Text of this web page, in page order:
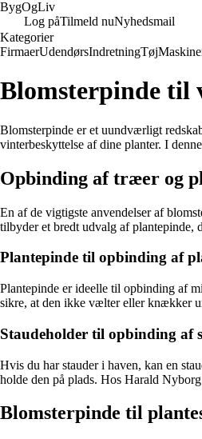
BygOgLiv
Log påTilmeld nuNyhedsmail
Kategorier
FirmaerUdendørsIndretningTøj
Blomsterpinde til
Blomsterpinde er et uundværligt
vinterbeskyttelse af dine planter. I
Opbinding af træer og
En af de vigtigste anvendelser af
tilbyder et bredt udvalg af plantepinde,
Plantepinde til opbinding af
Plantepinde er ideelle til opbinding af
sikre, at den ikke vælter eller knækker
Staudeholder til opbinding af
Hvis du har stauder i haven, kan en
holde den på plads. Hos Harald
Blomsterpinde til